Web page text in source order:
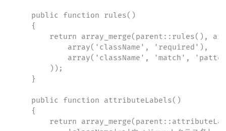
    public function rules()
    {
return array_merge(parent::rules(),
            array('className', 'required'),
array('className', 'match',
        ));
    }
    public function attributeLabels()
    {
return